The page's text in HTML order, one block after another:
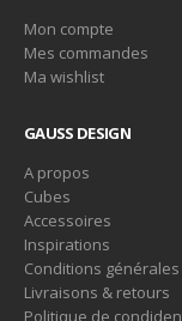
Mon compte
Mes commandes
Ma wishlist
GAUSS DESIGN
A propos
Cubes
Accessoires
Inspirations
Conditions
Livraisons & retours
Politique de